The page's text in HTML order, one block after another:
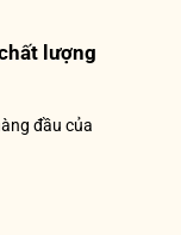
lượng
đầu của